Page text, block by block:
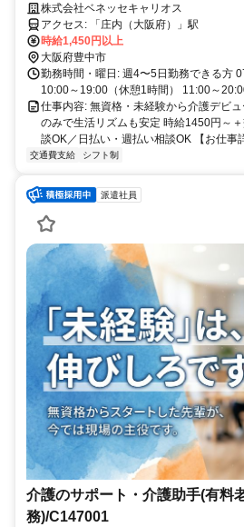
などできることからスタート！夜勤なし＆週
株式会社ベネッセキャリオス
アクセス: 「庄内（大阪府）」駅
時給1,450円以上
大阪府豊中市
勤務時間・曜日: 週4〜5日勤務できる方
10:00～19:00（休憩1時間） 11:00～
仕事内容: 無資格・未経験から介護デビ
のみで生活リズムも安定 時給1450円～
談OK／日払い・週払い相談OK 【お仕事
交通費支給 シフト制
派遣社員
介護のサポート・介護助手(有料
務)/C147001